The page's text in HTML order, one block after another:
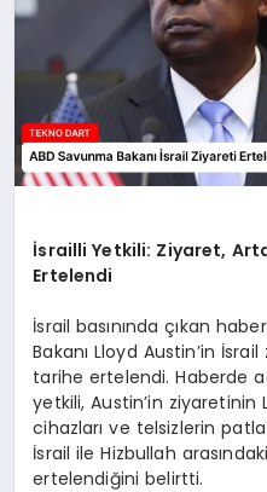
İsrailli Yetkili: Ziyaret,
Ertelendi
İsrail basınında çıkan
Bakanı Lloyd Austin’in
tarihe ertelendi. Haberde
yetkili, Austin’in ziyaretinin
cihazları ve telsizlerin
İsrail ile Hizbullah
ertelendiğini belirtti.